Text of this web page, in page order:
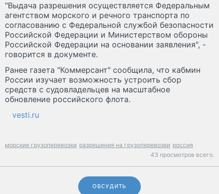
"Выдача разрешения осуществляется Федеральным
агентством морского и речного транспорта по
согласованию с Федеральной службой безопасности
Российской Федерации и Министерством обороны
Российской Федерации на основании заявления", -
говорится в документе.
Ранее газета "Коммерсант" сообщила, что кабмин
России изучает возможность устроить сбор
средств с судовладельцев на масштабное
обновление российского флота.
vesti.ru
морские грузоперевозки разрешения на грузоперевозки россия
43 просмотров всего.
ОБСУДИТЬ